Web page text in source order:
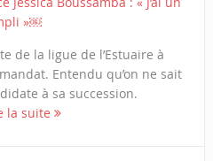
de la ligue de l’Estuaire à
Entendu qu’on ne sait
à sa succession.
la suite